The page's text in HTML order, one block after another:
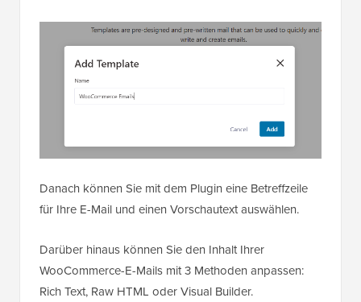
Danach können Sie mit dem Plugin eine Betreffzeile
für Ihre E-Mail und einen Vorschautext auswählen.
Darüber hinaus können Sie den Inhalt Ihrer
WooCommerce-E-Mails mit 3 Methoden anpassen:
Rich Text, Raw HTML oder Visual Builder.